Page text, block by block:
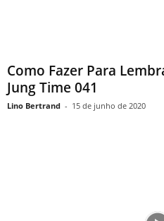
Como Fazer Para
Jung Time 041
Lino Bertrand - 15 de junho de 2020